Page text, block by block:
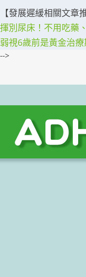
【發展遲緩相關文章
揮別尿床！不用吃藥
弱視6歲前是黃金治
-->